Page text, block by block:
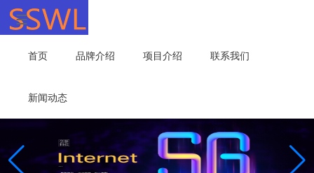
首页 品牌介绍 项目介绍 联系我们
新闻动态